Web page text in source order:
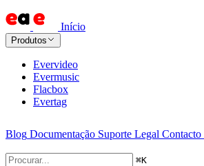
Início
Produtos
Evervideo
Evermusic
Flacbox
Evertag
Blog Documentação Suporte Legal Contacto
⌘K